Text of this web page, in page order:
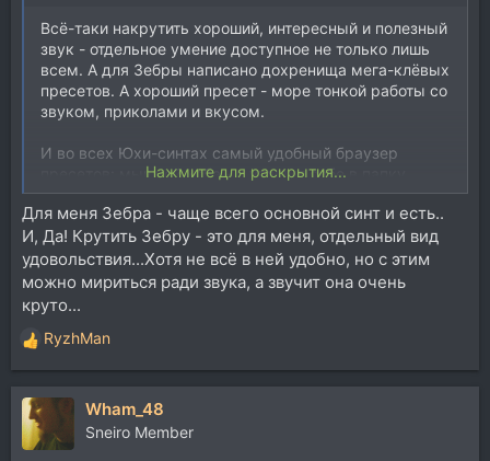
Всё-таки накрутить хороший, интересный и полезный
звук - отдельное умение доступное не только лишь
всем. А для Зебры написано дохренища мега-клёвых
пресетов. А хороший пресет - море тонкой работы со
звуком, приколами и вкусом.
И во всех Юхи-синтах самый удобный браузер
пресетов: мышкой хоба - и утащил себе в папку
понравившийся. И как угодно организовал
собственную коллекцию. И где угодно.
Т.о. для меня и Зебра2 была, есть и будет основным
и любимым инструментом, так и 3-я - есть и будет
занимать место любимой.
Нажмите для раскрытия...
Для меня Зебра - чаще всего основной синт и есть..
И, Да! Крутить Зебру - это для меня, отдельный вид
удовольствия...Хотя не всё в ней удобно, но с этим
можно мириться ради звука, а звучит она очень
круто...
Р
е
а
к
ц
и
RyzhMan
Wham_48
Sneiro Member